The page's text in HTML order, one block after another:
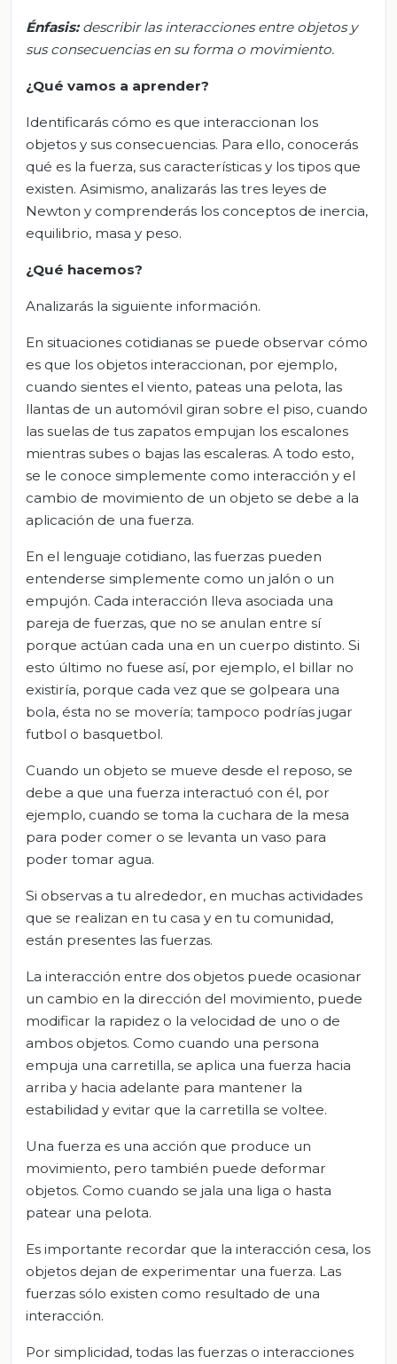
Énfasis:describir las interacciones entre objetos y
sus consecuencias en su forma o movimiento.
¿Qué vamos a aprender?
Identificarás cómo es que interaccionan los
objetos y sus consecuencias. Para ello, conocerás
qué es la fuerza, sus características y los tipos que
existen. Asimismo, analizarás las tres leyes de
Newton y comprenderás los conceptos de inercia,
equilibrio, masa y peso.
¿Qué hacemos?
Analizarás la siguiente información.
En situaciones cotidianas se puede observar cómo
es que los objetos interaccionan, por ejemplo,
cuando sientes el viento, pateas una pelota, las
llantas de un automóvil giran sobre el piso, cuando
las suelas de tus zapatos empujan los escalones
mientras subes o bajas las escaleras. A todo esto,
se le conoce simplemente como interacción y el
cambio de movimiento de un objeto se debe a la
aplicación de una fuerza.
En el lenguaje cotidiano, las fuerzas pueden
entenderse simplemente como un jalón o un
empujón. Cada interacción lleva asociada una
pareja de fuerzas, que no se anulan entre sí
porque actúan cada una en un cuerpo distinto. Si
esto último no fuese así, por ejemplo, el billar no
existiría, porque cada vez que se golpeara una
bola, ésta no se movería; tampoco podrías jugar
futbol o basquetbol.
Cuando un objeto se mueve desde el reposo, se
debe a que una fuerza interactuó con él, por
ejemplo, cuando se toma la cuchara de la mesa
para poder comer o se levanta un vaso para
poder tomar agua.
Si observas a tu alrededor, en muchas actividades
que se realizan en tu casa y en tu comunidad,
están presentes las fuerzas.
La interacción entre dos objetos puede ocasionar
un cambio en la dirección del movimiento, puede
modificar la rapidez o la velocidad de uno o de
ambos objetos. Como cuando una persona
empuja una carretilla, se aplica una fuerza hacia
arriba y hacia adelante para mantener la
estabilidad y evitar que la carretilla se voltee.
Una fuerza es una acción que produce un
movimiento, pero también puede deformar
objetos. Como cuando se jala una liga o hasta
patear una pelota.
Es importante recordar que la interacción cesa, los
objetos dejan de experimentar una fuerza. Las
fuerzas sólo existen como resultado de una
interacción.
Por simplicidad, todas las fuerzas o interacciones